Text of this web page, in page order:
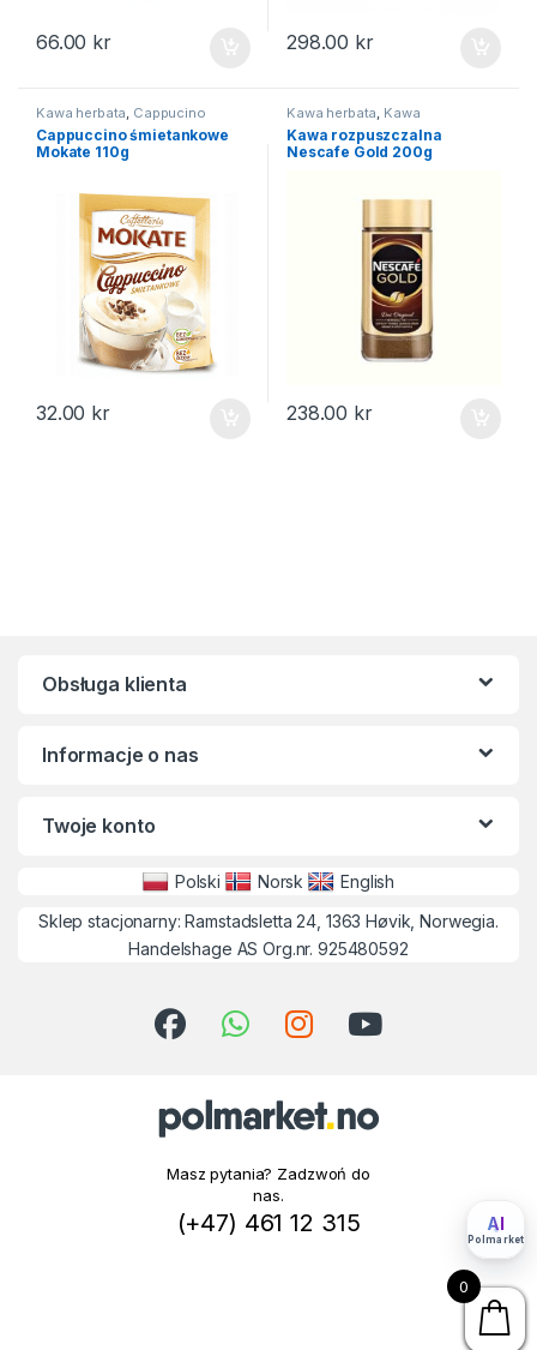
66.00 kr 298.00 kr
Kawa herbata, Cappucino
Cappuccino śmietankowe
Mokate 110g
32.00 kr
Kawa herbata, Kawa
rozpuszczalna
Kawa rozpuszczalna
Nescafe Gold 200g
238.00 kr
Obsługa klienta
Informacje o nas
Twoje konto
Polski Norsk
English
Sklep stacjonarny: Ramstadsletta 24, 1363 Høvik, Norwegia.
Handelshage AS Org.nr. 925480592
Masz pytania? Zadzwoń do
nas.
(+47) 461 12 315
0
AI
Polmarket